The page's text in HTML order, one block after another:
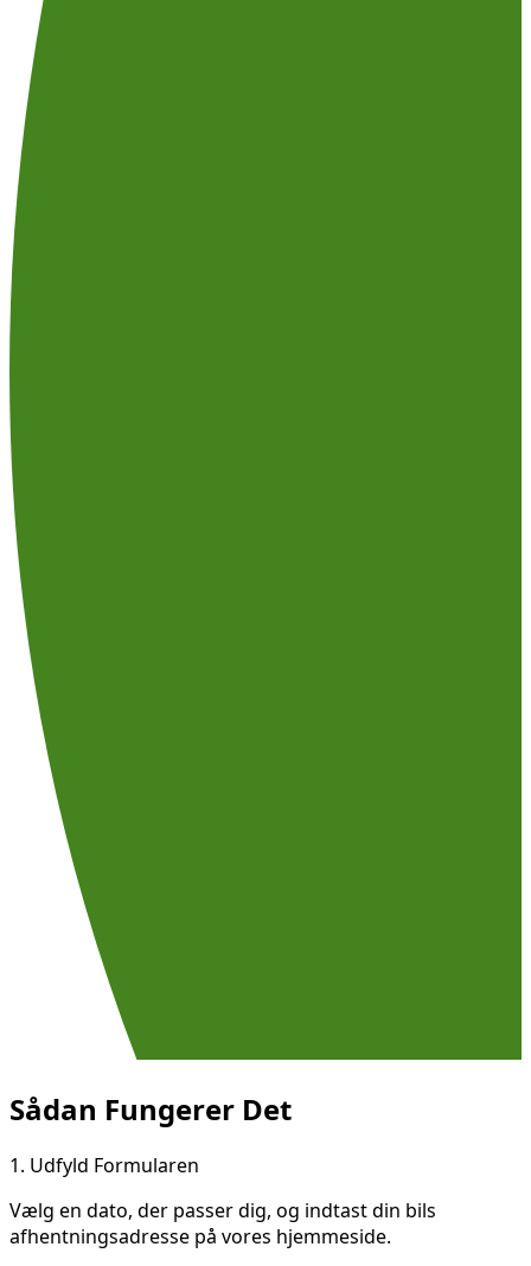
Sådan Fungerer Det
1. Udfyld Formularen
Vælg en dato, der passer dig, og indtast din bils
afhentningsadresse på vores hjemmeside.